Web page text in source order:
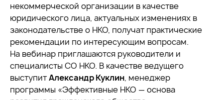
некоммерческой организации в качестве
юридического лица, актуальных изменениях в
законодательстве о НКО, получат практические
рекомендации по интересующим вопросам.
На вебинар приглашаются руководители и
специалисты СО НКО. В качестве ведущего
выступитАлександр Куклин, менеджер
программы «Эффективные НКО — основа